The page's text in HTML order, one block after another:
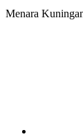
Menara